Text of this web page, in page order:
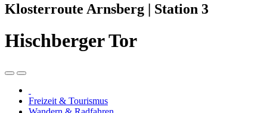
Klosterroute Arnsberg | Station 3
Hischberger Tor
Freizeit & Tourismus